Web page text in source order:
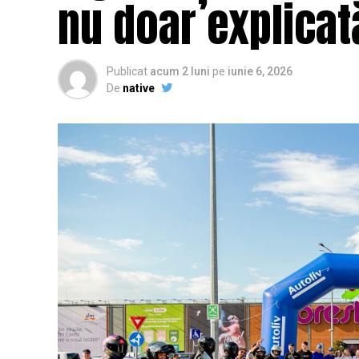
nu doar
Publicat acum 2 luni pe iunie 6, 2026
De native